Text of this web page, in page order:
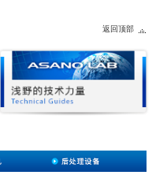
返回顶部